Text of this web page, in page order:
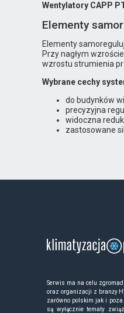
Wentylatory CAPP
Elementy
Elementy
Przy nagłym
wzrostu strumienia
Wybrane cechy
do budynków
precyzyjna
widoczna
zastosowane
Serwis ma na celu
oraz organizacji z branży
zarówno polskim jak i
są wyłącznie tematy